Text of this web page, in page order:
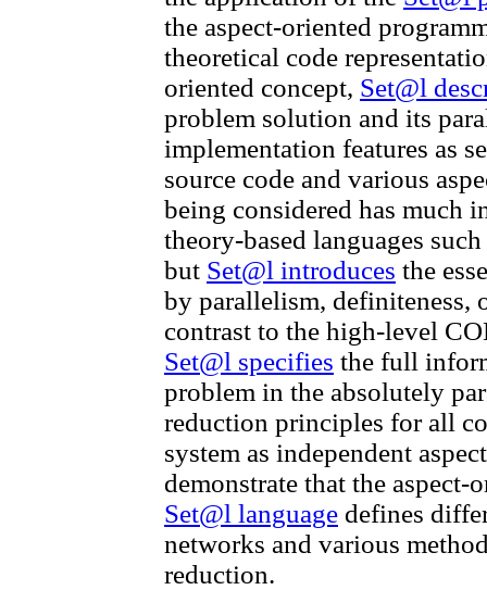
the aspect-oriented
theoretical code
oriented concept, Set@l
problem solution and its
implementation features as
source code and various
being considered has much
theory-based languages
but Set@l introduces the
by parallelism, definiteness,
contrast to the high-level
Set@l specifies the full
problem in the absolutely
reduction principles for all
system as independent
demonstrate that the
Set@l language defines
networks and various
reduction.